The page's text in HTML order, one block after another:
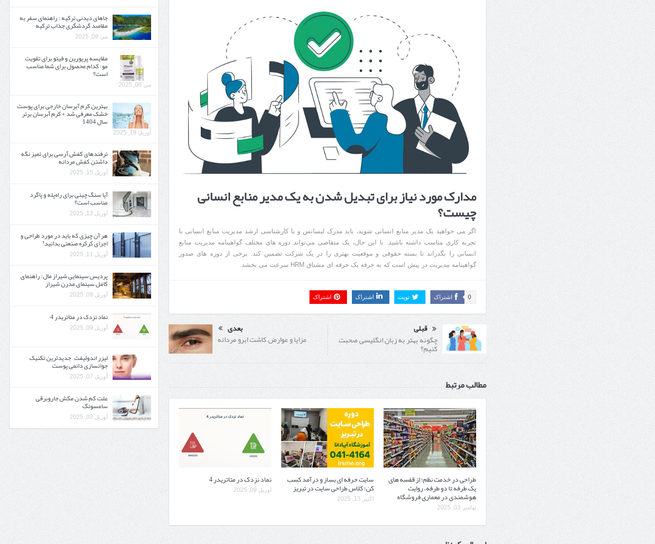
مدارک مورد نیاز برای تبدیل شدن به یک مدیر منابع انسانی
چیست؟
اگر می خواهید یک مدیر منابع انسانی شوید، باید مدرک لیسانس و یا کارشناسی ارشد مدیریت منابع انسانی با
تجربه کاری مناسب داشته باشید. با این حال، یک متقاضی می‌تواند دوره های مختلف گواهینامه مدیریت منابع
انسانی را بگذراند تا بسته حقوقی و موقعیت بهتری را در یک شرکت تضمین کند. برخی از دوره های صدور
گواهینامه مدیریت در پیش است که به حرفه یک حرفه ای مشتاق HRM سرعت می بخشد.
اشتراک 0 تویت اشتراک اشتراک
قبلی
چگونه بهتر به زبان انگلیسی صحبت
کنیم؟
بعدی
مزایا و عوارض کاشت ابرو مردانه
مطالب مرتبط
طراحی در خدمت نظم؛ از قفسه ‌های
یک‌ طرفه تا دو طرفه، روایت
هوشمندی در معماری فروشگاه
نوامبر 03, 2025
سایت حرفه ‌ای بساز و درآمد کسب
کن؛ کلاس طراحی سایت در تبریز
اکتبر 13, 2025
نماد نزدک در متاتریدر 4
آوریل 09, 2025
جاهای دیدنی ترکیه : راهنمای سفر به
مقاصد گردشگری جذاب ترکیه
می 08, 2025
مقایسه پریورین و فیتو برای تقویت
مو: کدام محصول برای شما مناسب
است؟
می 06, 2025
بهترین کرم آبرسان خارجی برای پوست
خشک معرفی شد + کرم آبرسان برتر
سال 1404
آوریل 19, 2025
ترفندهای کفش آرسی برای تمیز نگه
داشتن کفش مردانه
آوریل 15, 2025
آیا سنگ چینی برای راه‌پله و پاگرد
مناسب است؟
آوریل 13, 2025
هر آن چیزی که باید در مورد طراحی و
اجرای کرکره صنعتی بدانید!
آوریل 11, 2025
پردیس سینمایی شیراز مال: راهنمای
کامل سینمای مدرن شیراز
آوریل 09, 2025
نماد نزدک در متاتریدر 4
آوریل 09, 2025
لیزر اندولیفت – جدیدترین تکنیک
جوانسازی دائمی پوست
آوریل 07, 2025
علت کم شدن مکش جاروبرقی
سامسونگ
آوریل 03, 2025